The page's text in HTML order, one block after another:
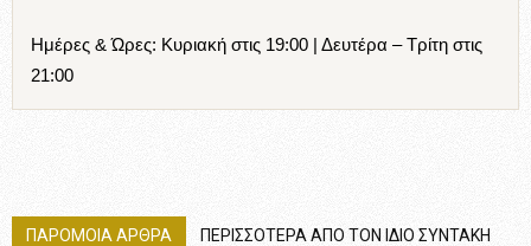
Ημέρες & Ώρες: Κυριακή στις 19:00 | Δευτέρα – Τρίτη στις
21:00
ΠΑΡΟΜΟΙΑ ΑΡΘΡΑ ΠΕΡΙΣΣΟΤΕΡΑ ΑΠΟ ΤΟΝ ΙΔΙΟ ΣΥΝΤΑΚΗ